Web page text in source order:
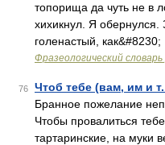
топорища да чуть не в
хихикнул. Я обернулся.
голенастый, как&#8230;
Фразеологический
76 Чтоб тебе (вам, им и
Бранное пожелание
Чтобы провалиться
тартаринские, на муки